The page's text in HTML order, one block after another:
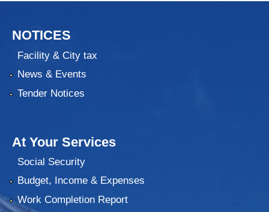
NOTICES
Facility & City tax
News & Events
Tender Notices
At Your Services
Social Security
Budget, Income & Expenses
Work Completion Report